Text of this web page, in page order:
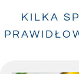
KILKA